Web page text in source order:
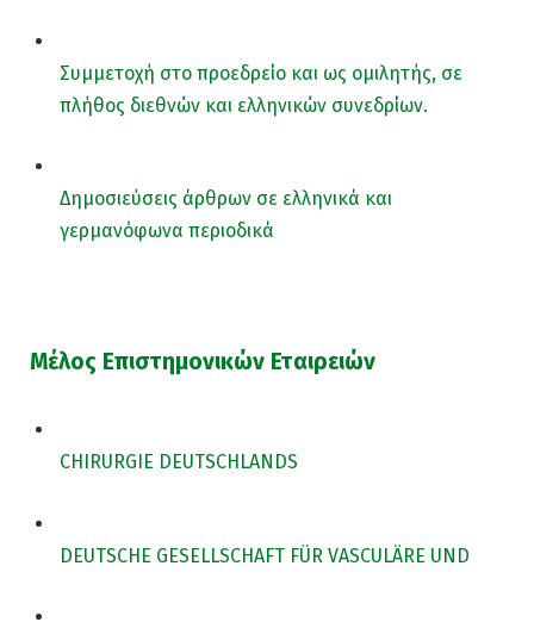
Συμμετοχή στο προεδρείο και ως ομιλητής, σε
πλήθος διεθνών και ελληνικών συνεδρίων.
Δημοσιεύσεις άρθρων σε ελληνικά και
γερμανόφωνα περιοδικά
Μέλος Επιστημονικών Εταιρειών
CHIRURGIE DEUTSCHLANDS
DEUTSCHE GESELLSCHAFT FÜR VASCULÄRE UND